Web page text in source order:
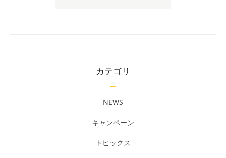
カテゴリ
NEWS
キャンペーン
トピックス